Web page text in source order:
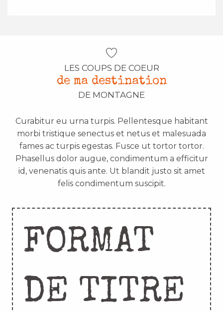
LES COUPS DE COEUR
de ma destination
DE MONTAGNE
Curabitur eu urna turpis. Pellentesque habitant
morbi tristique senectus et netus et malesuada
fames ac turpis egestas. Fusce ut tortor tortor.
Phasellus dolor augue, condimentum a efficitur
id, venenatis quis ante. Ut blandit justo sit amet
felis condimentum suscipit.
FORMAT
DE TITRE